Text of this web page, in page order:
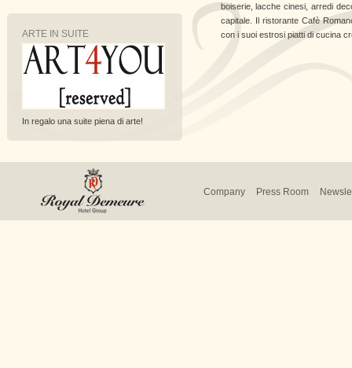
ARTE IN SUITE
In regalo una suite piena di arte!
boiserie, lacche cinesi, arredi
capitale. Il ristorante Cafè
con i suoi estrosi piatti di cucina
Company Press Room